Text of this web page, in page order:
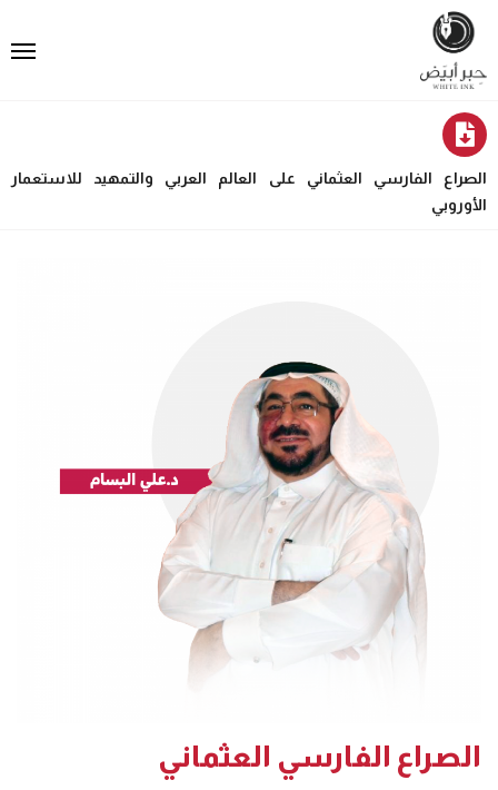
الصراع الفارسي العثماني على العالم العربي والتمهيد للاستعمار
الأوروبي
الصراع الفارسي العثماني